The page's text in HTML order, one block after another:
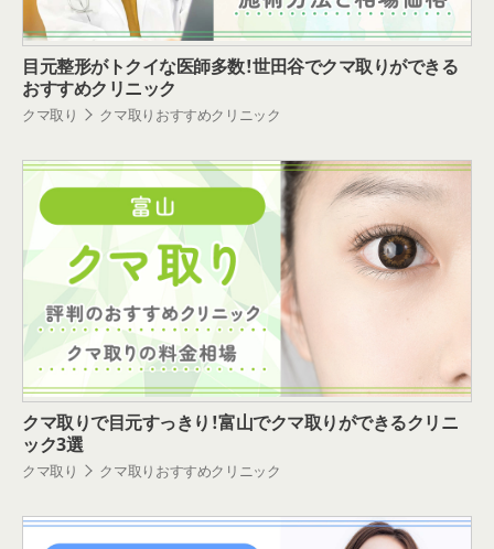
目元整形がトクイな医師多数！世田谷でクマ取りができる
おすすめクリニック
クマ取り クマ取りおすすめクリニック
クマ取りで目元すっきり！富山でクマ取りができるクリニ
ック3選
クマ取り クマ取りおすすめクリニック